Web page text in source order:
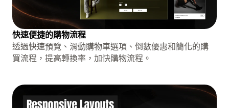
快速便捷的購物流程
透過快速預覽、滑動購物車選項、倒數優惠和簡化的購
買流程，提高轉換率，加快購物流程。